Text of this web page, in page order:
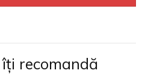
recomandă